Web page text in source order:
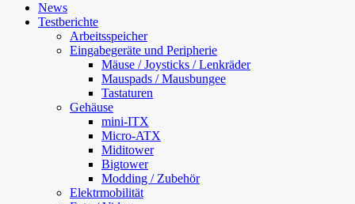
News
Testberichte
Arbeitsspeicher
Eingabegeräte und Peripherie
Mäuse / Joysticks / Lenkräder
Mauspads / Mausbungee
Tastaturen
Gehäuse
mini-ITX
Micro-ATX
Miditower
Bigtower
Modding / Zubehör
Elektrmobilität